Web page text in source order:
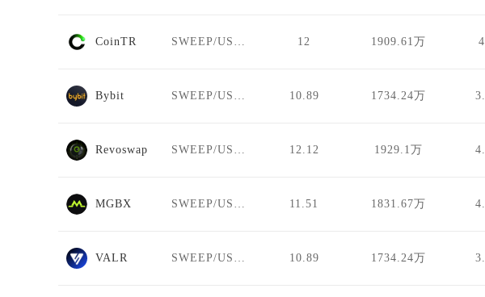
CoinTR 12 1909.61万
Bybit 10.89 1734.24万
Revoswap 12.12 1929.1万
MGBX 11.51 1831.67万
VALR 10.89 1734.24万